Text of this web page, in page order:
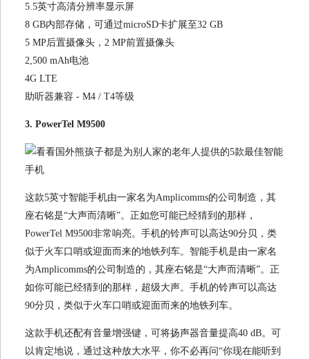
5.5英寸高清分辨率显示屏
8 GB内部存储，可通过microSD卡扩展至32 GB
5 MP后置摄像头，2 MP前置摄像头
2,500 mAh电池
4G LTE
助听器兼容 - M4 / T4等级
3. PowerTel M9500
这款5英寸智能手机由一家名为Amplicomms的公司制造，其
座右铭是“大声而清晰”。正如您可能已经猜到的那样，
PowerTel M9500非常响亮。手机的铃声可以高达90分贝，类
似于火车口哨或迎面而来的地铁列车。智能手机是由一家名
为Amplicomms的公司制造的，其座右铭是“大声而清晰”。正
如你可能已经猜到的那样，超级大声。手机的铃声可以高达
90分贝，类似于火车口哨或迎面而来的地铁列车。
这款手机还配有音量增强键，可将扬声器音量提高40 dB。可
以肯定地说，通过这种放大水平，你不必再问“你现在能听到